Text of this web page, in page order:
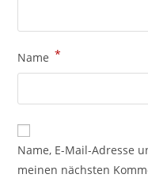
Name *
Name, E-Mail-Adresse
meinen nächsten